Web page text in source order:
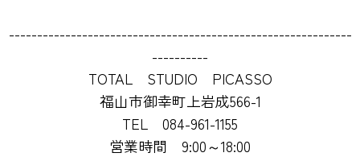
-------------------------------------------------------------
----------
TOTAL STUDIO PICASSO
福山市御幸町上岩成566-1
TEL 084-961-1155
営業時間 9:00～18:00